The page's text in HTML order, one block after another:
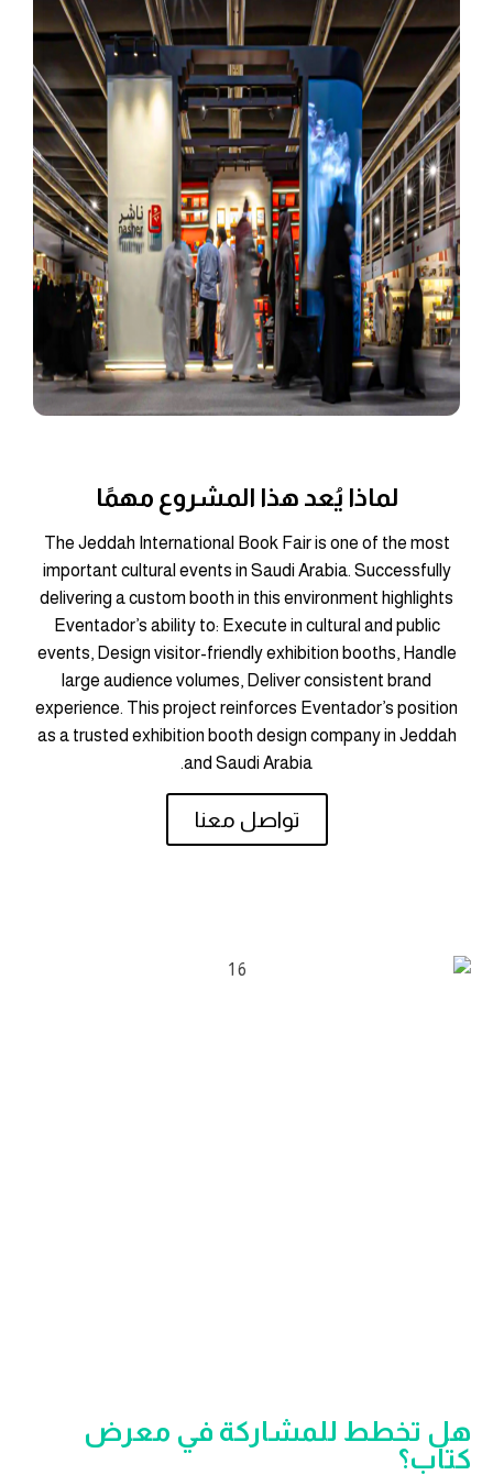
لماذا يُعد هذا المشروع مهمًا
The Jeddah International Book Fair is one of the most
important cultural events in Saudi Arabia. Successfully
delivering a custom booth in this environment highlights
Eventador’s ability to: Execute in cultural and public
events, Design visitor-friendly exhibition booths, Handle
large audience volumes, Deliver consistent brand
experience. This project reinforces Eventador’s position
as a trusted exhibition booth design company in Jeddah
and Saudi Arabia.
تواصل معنا
هل تخطط للمشاركة في معرض
كتاب؟